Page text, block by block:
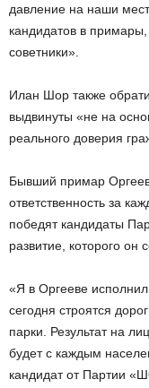
давление на наши
кандидатов в
советники».
Илан Шор также
выдвинуты «не на
реального доверия
Бывший примар
ответственность за
победят кандидаты
развитие, которого он
«Я в Оргееве
сегодня строятся
парки. Результат на
будет с каждым
кандидат от Партии